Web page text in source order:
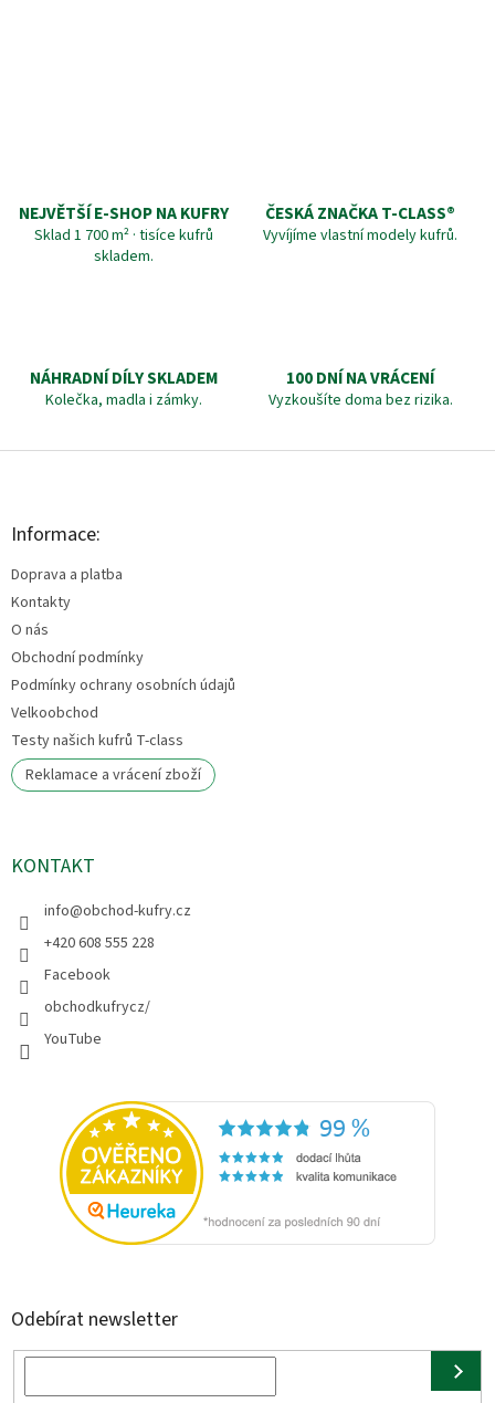
NEJVĚTŠÍ E-SHOP NA KUFRY
Sklad 1 700 m² · tisíce kufrů
skladem.
ČESKÁ ZNAČKA T‑CLASS®
Vyvíjíme vlastní modely kufrů.
NÁHRADNÍ DÍLY SKLADEM
Kolečka, madla i zámky.
100 DNÍ NA VRÁCENÍ
Vyzkoušíte doma bez rizika.
Z
Informace:
Doprava a platba
Kontakty
O nás
Obchodní podmínky
Podmínky ochrany osobních údajů
Velkoobchod
Testy našich kufrů T-class
Reklamace a vrácení zboží
KONTAKT
info@obchod-kufry.cz
+420 608 555 228
Facebook
obchodkufrycz/
YouTube
Odebírat newsletter